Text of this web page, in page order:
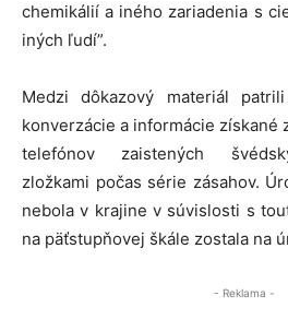
chemikálií a iného zariadenia s
iných ľudí”.
Medzi dôkazový materiál
konverzácie a informácie získané
telefónov zaistených
zložkami počas série zásahov.
nebola v krajine v súvislosti s
na päťstupňovej škále zostala na
- Reklama -